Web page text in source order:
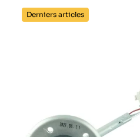
Derniers articles